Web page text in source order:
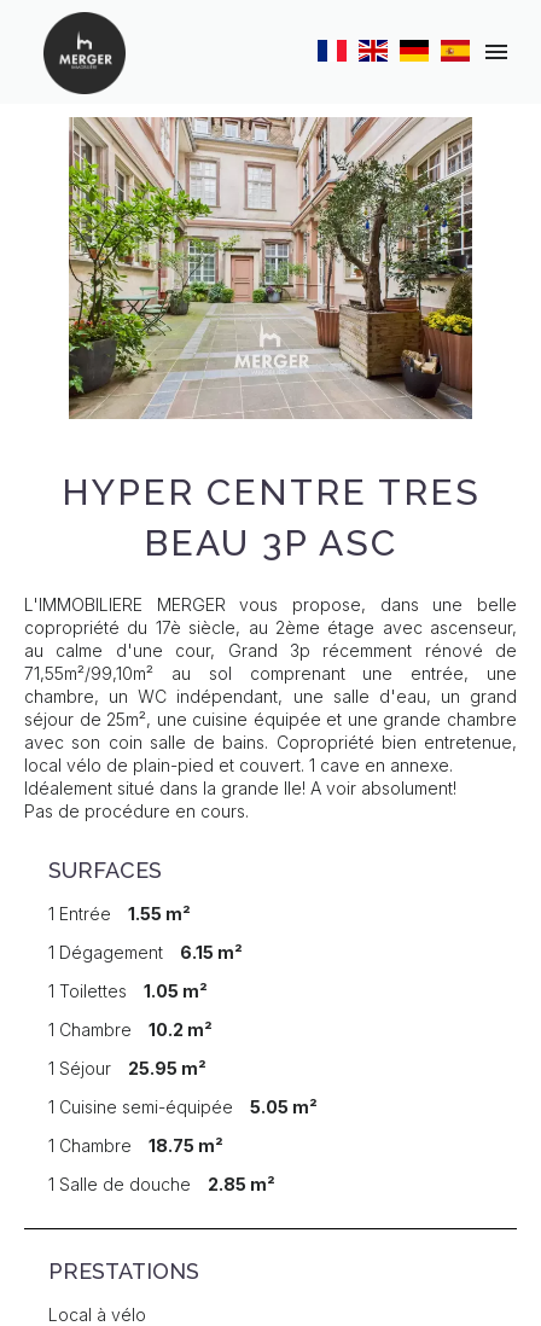
HYPER CENTRE TRES
BEAU 3P ASC
L'IMMOBILIERE MERGER vous propose, dans une belle
copropriété du 17è siècle, au 2ème étage avec ascenseur,
au calme d'une cour, Grand 3p récemment rénové de
71,55m²/99,10m² au sol comprenant une entrée, une
chambre, un WC indépendant, une salle d'eau, un grand
séjour de 25m², une cuisine équipée et une grande chambre
avec son coin salle de bains. Copropriété bien entretenue,
local vélo de plain-pied et couvert. 1 cave en annexe.
Idéalement situé dans la grande Ile! A voir absolument!
Pas de procédure en cours.
SURFACES
1 Entrée
1.55 m²
1 Dégagement
6.15 m²
1 Toilettes
1.05 m²
1 Chambre
10.2 m²
1 Séjour
25.95 m²
1 Cuisine semi-équipée
5.05 m²
1 Chambre
18.75 m²
1 Salle de douche
2.85 m²
PRESTATIONS
Local à vélo